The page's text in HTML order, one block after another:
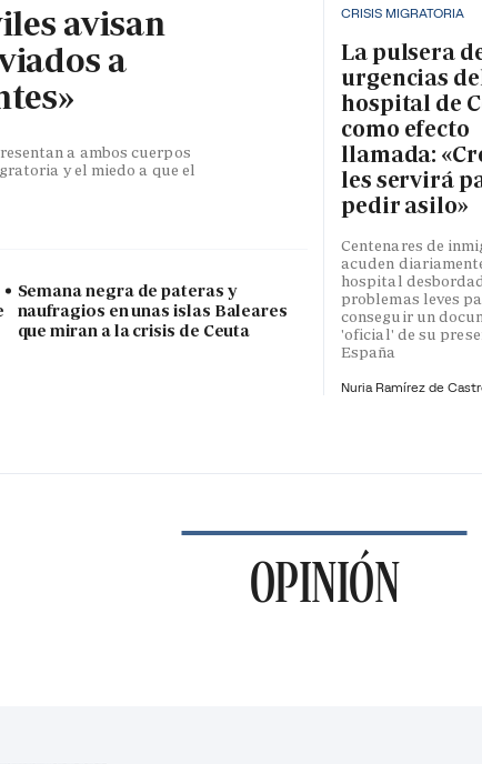
avisan
a
a ambos cuerpos
y el miedo a que el
Semana negra de pateras y
naufragios en unas islas Baleares
que miran a la crisis de Ceuta
CRISIS MIGRATORIA
La pulsera
urgencias
hospital de
como efecto
llamada:
les servirá
pedir asilo»
Centenares de
acuden
hospital
problemas leves
conseguir un
'oficial' de su
España
Nuria Ramírez de
OPINIÓN